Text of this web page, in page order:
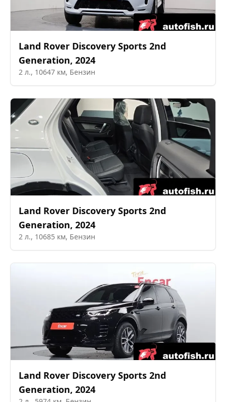
Land Rover Discovery Sports 2nd
Generation, 2024
2 л., 10647 км, Бензин
Land Rover Discovery Sports 2nd
Generation, 2024
2 л., 10685 км, Бензин
Land Rover Discovery Sports 2nd
Generation, 2024